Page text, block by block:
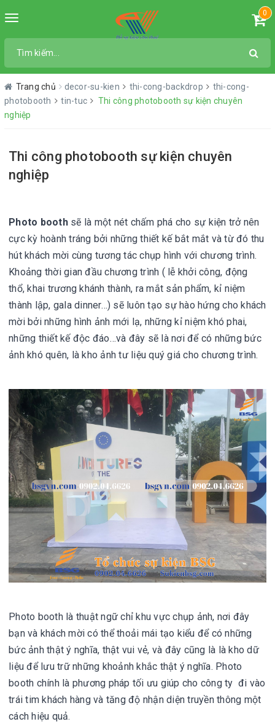
Toggle
0
Trang chủ decor-su-kien thi-cong-backdrop
thi-cong-
photobooth
tin-tuc
Thi công photobooth sự kiện chuyên
nghiệp
Thi công photobooth sự kiện chuyên
nghiệp
Photo boothsẽ là một nét chấm phá cho sự kiện trở nên
cực kỳ hoành tráng bởi những thiết kế bắt mắt và từ đó thu
hút khách mời cùng tương tác chụp hình với chương trình.
Khoảng thời gian đầu chương trình ( lễ khởi công, động
thổ, khai trương khánh thành, ra mắt sản phẩm, kỉ niệm
thành lập, gala dinner…) sẽ luôn tạo sự hào hứng cho khách
mời bởi những hình ảnh mới lạ, những kỉ niệm khó phai,
những thiết kế độc đáo…và đây sẽ là nơi để có những bức
ảnh khó quên, là kho ảnh tư liệu quý giá cho chương trình.
Photo booth là thuật ngữ chỉ khu vực chụp ảnh, nơi đây
bạn và khách mời có thể thoải mái tạo kiểu để có những
bức ảnh thật ý nghĩa, thật vui vẻ, và đây cũng là là kho dữ
liệu để lưu trữ những khoảnh khắc thật ý nghĩa. Photo
booth chính là phương pháp tối ưu giúp cho công ty đi vào
trái tim khách hàng và tăng độ nhận diện truyền thông một
cách hiệu quả.